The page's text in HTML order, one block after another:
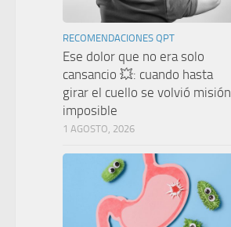
RECOMENDACIONES QPT
Ese dolor que no era solo
cansancio 💥: cuando hasta
girar el cuello se volvió misión
imposible
1 AGOSTO, 2026